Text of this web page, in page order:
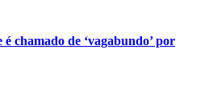
chamado de ‘vagabundo’ por